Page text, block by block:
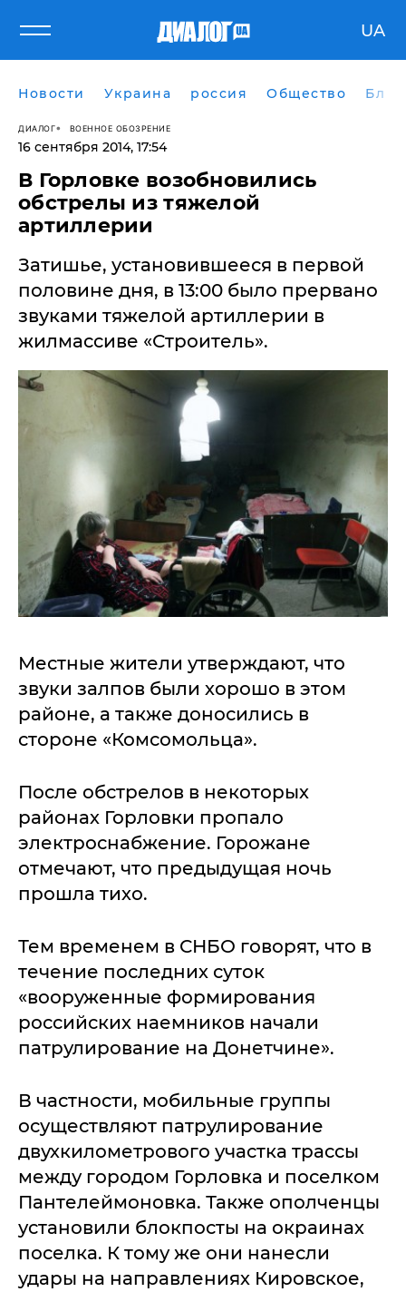
UA
Новости Украина россия Общество
ДИАЛОГ ВОЕННОЕ ОБОЗРЕНИЕ
16 сентября 2014, 17:54
В Горловке возобновились
обстрелы из тяжелой
артиллерии
Затишье, установившееся в первой
половине дня, в 13:00 было прервано
звуками тяжелой артиллерии в
жилмассиве «Строитель».
Местные жители утверждают, что
звуки залпов были хорошо в этом
районе, а также доносились в
стороне «Комсомольца».
После обстрелов в некоторых
районах Горловки пропало
электроснабжение. Горожане
отмечают, что предыдущая ночь
прошла тихо.
Тем временем в СНБО говорят, что в
течение последних суток
«вооруженные формирования
российских наемников начали
патрулирование на Донетчине».
В частности, мобильные группы
осуществляют патрулирование
двухкилометрового участка трассы
между городом Горловка и поселком
Пантелеймоновка. Также ополченцы
установили блокпосты на окраинах
поселка. К тому же они нанесли
удары на направлениях Кировское,